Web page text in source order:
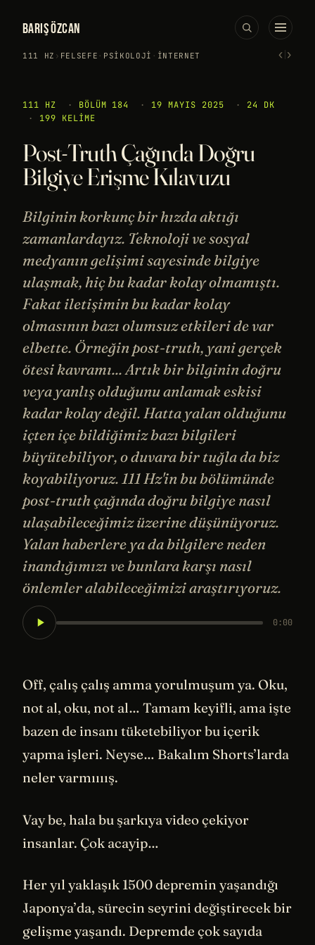
BARIŞ ÖZCAN
111 HZ › FELSEFE · PSIKOLOJI · İNTERNET ‹›
111 HZ · BÖLÜM 184 · 19 MAYIS 2025 ·
24 DK
·
199 KELIME
Post-Truth Çağında Doğru
Bilgiye Erişme Kılavuzu
Bilginin korkunç bir hızda aktığı
zamanlardayız. Teknoloji ve sosyal
medyanın gelişimi sayesinde bilgiye
ulaşmak, hiç bu kadar kolay olmamıştı.
Fakat iletişimin bu kadar kolay
olmasının bazı olumsuz etkileri de var
elbette. Örneğin post-truth, yani gerçek
ötesi kavramı... Artık bir bilginin doğru
veya yanlış olduğunu anlamak eskisi
kadar kolay değil. Hatta yalan olduğunu
içten içe bildiğimiz bazı bilgileri
büyütebiliyor, o duvara bir tuğla da biz
koyabiliyoruz. 111 Hz'in bu bölümünde
post-truth çağında doğru bilgiye nasıl
ulaşabileceğimiz üzerine düşünüyoruz.
Yalan haberlere ya da bilgilere neden
inandığımızı ve bunlara karşı nasıl
önlemler alabileceğimizi araştırıyoruz.
0:00
Off, çalış çalış amma yorulmuşum ya. Oku,
not al, oku, not al… Tamam keyifli, ama işte
bazen de insanı tüketebiliyor bu içerik
yapma işleri. Neyse… Bakalım Shorts’larda
neler varmıııış.
Vay be, hala bu şarkıya video çekiyor
insanlar. Çok acayip…
Her yıl yaklaşık 1500 depremin yaşandığı
Japonya’da, sürecin seyrini değiştirecek bir
gelişme yaşandı. Depremde çok sayıda